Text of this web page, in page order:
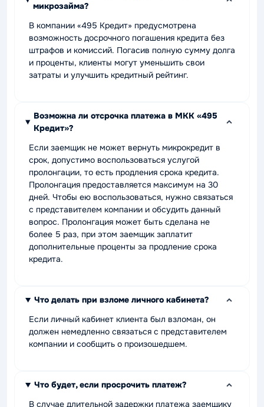
микрозайма?
В компании «495 Кредит» предусмотрена
возможность досрочного погашения кредита без
штрафов и комиссий. Погасив полную сумму долга
и проценты, клиенты могут уменьшить свои
затраты и улучшить кредитный рейтинг.
Возможна ли отсрочка платежа в МКК «495
Кредит»?
Если заемщик не может вернуть микрокредит в
срок, допустимо воспользоваться услугой
пролонгации, то есть продления срока кредита.
Пролонгация предоставляется максимум на 30
дней. Чтобы ею воспользоваться, нужно связаться
с представителем компании и обсудить данный
вопрос. Пролонгация может быть сделана не
более 5 раз, при этом заемщик заплатит
дополнительные проценты за продление срока
кредита.
Что делать при взломе личного кабинета?
Если личный кабинет клиента был взломан, он
должен немедленно связаться с представителем
компании и сообщить о произошедшем.
Что будет, если просрочить платеж?
В случае длительной задержки платежа заемщику